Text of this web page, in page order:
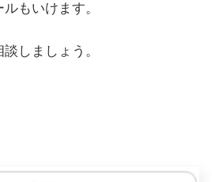
もいけます。
しましょう。